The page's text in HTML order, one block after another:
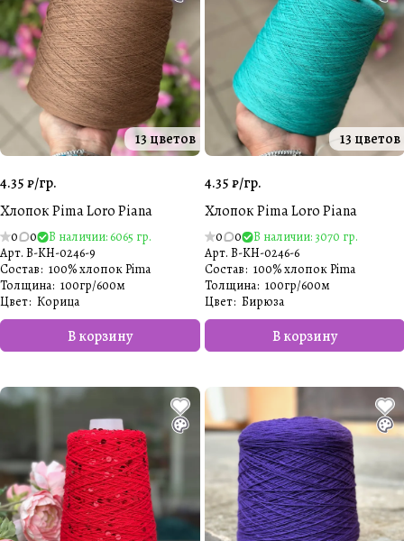
13 цветов
4.35 ₽/гр.
Хлопок Pima Loro Piana
0 0
В наличии: 6065 гр.
Арт. B-KH-0246-9
В корзину
Состав: 100% хлопок Pima
Толщина: 100гр/600м
Цвет: Корица
13 цветов
4.35 ₽/гр.
Хлопок Pima Loro Piana
0 0
В наличии: 3070 гр.
Арт. B-KH-0246-6
В корзину
Состав: 100% хлопок Pima
Толщина: 100гр/600м
Цвет: Бирюза